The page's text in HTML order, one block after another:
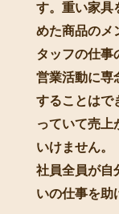
す。重い家具
めた商品のメ
タッフの仕事
営業活動に専
することはで
っていて売上
いけません。
社員全員が自
いの仕事を助